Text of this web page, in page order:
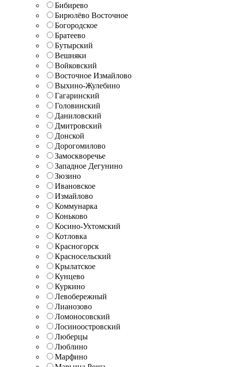
Бибирево
Бирюлёво Восточное
Богородское
Братеево
Бутырский
Вешняки
Войковский
Восточное Измайлово
Выхино-Жулебино
Гагаринский
Головинский
Даниловский
Дмитровский
Донской
Дорогомилово
Замоскворечье
Западное Дегунино
Зюзино
Ивановское
Измайлово
Коммунарка
Коньково
Косино-Ухтомский
Котловка
Красногорск
Красносельский
Крылатское
Кунцево
Куркино
Левобережный
Лианозово
Ломоносовский
Лосиноостровский
Люберцы
Люблино
Марфино